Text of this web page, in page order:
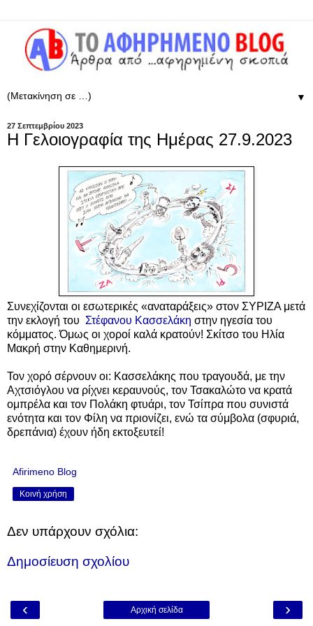
▼
27 Σεπτεμβρίου 2023
Η Γελοιογραφία της Ημέρας 27.9.2023
Συνεχίζονται οι εσωτερικές «αναταράξεις» στον ΣΥΡΙΖΑ μετά
την εκλογή του Στέφανου Κασσελάκη στην ηγεσία του
κόμματος. Όμως οι χοροί καλά κρατούν! Σκίτσο του Ηλία
Μακρή στην Καθημερινή.
Τον χορό σέρνουν οι: Κασσελάκης που τραγουδά, με την
Αχτσιόγλου να ρίχνει κεραυνούς, τον Τσακαλώτο να κρατά
ομπρέλα και τον Πολάκη φτυάρι, τον Τσίπρα που συνιστά
ενότητα και τον Φίλη να πριονίζει, ενώ τα σύμβολα (σφυριά,
δρεπάνια) έχουν ήδη εκτοξευτεί!
Afirimeno Blog
Κοινή χρήση
Δεν υπάρχουν σχόλια:
Δημοσίευση σχολίου
‹ ›
Αρχική σελίδα